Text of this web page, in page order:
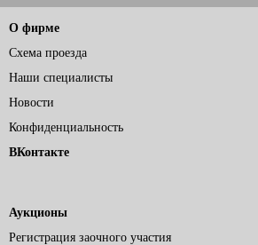
О фирме
Схема проезда
Наши специалисты
Новости
Конфиденциальность
ВКонтакте
Аукционы
Регистрация заочного участия